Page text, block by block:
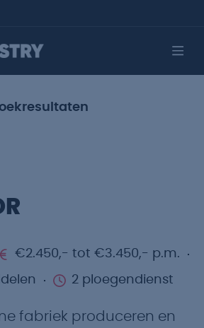
€2.450,- tot €3.450,- p.m.
2 ploegendienst
fabriek produceren en